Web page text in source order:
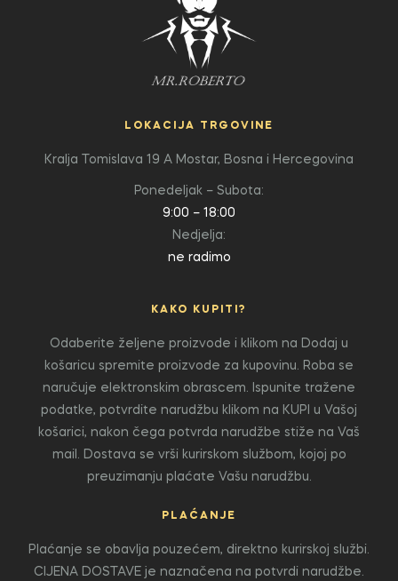
LOKACIJA TRGOVINE
Kralja Tomislava 19 A Mostar, Bosna i Hercegovina
Ponedeljak – Subota:
9:00 – 18:00
Nedjelja:
ne radimo
KAKO KUPITI?
Odaberite željene proizvode i klikom na Dodaj u
košaricu spremite proizvode za kupovinu. Roba se
naručuje elektronskim obrascem. Ispunite tražene
podatke, potvrdite narudžbu klikom na KUPI u Vašoj
košarici, nakon čega potvrda narudžbe stiže na Vaš
mail. Dostava se vrši kurirskom službom, kojoj po
preuzimanju plaćate Vašu narudžbu.
PLAĆANJE
Plaćanje se obavlja pouzećem, direktno kurirskoj službi.
CIJENA DOSTAVE je naznačena na potvrdi narudžbe.